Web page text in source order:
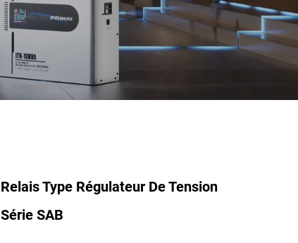
Relais Type Régulateur De Tension
Série SAB